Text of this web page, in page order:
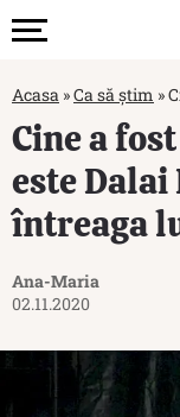
Acasa »Ca să știm »
Cine a
este
întreaga
Ana-Maria
02.11.2020